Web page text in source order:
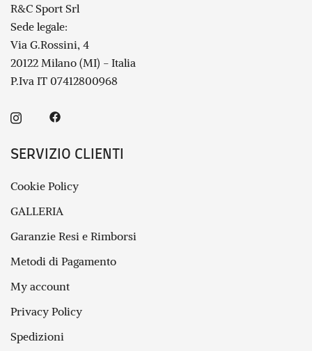
R&C Sport Srl
Sede legale:
Via G.Rossini, 4
20122 Milano (MI) - Italia
P.Iva IT 07412800968
SERVIZIO CLIENTI
Cookie Policy
GALLERIA
Garanzie Resi e Rimborsi
Metodi di Pagamento
My account
Privacy Policy
Spedizioni